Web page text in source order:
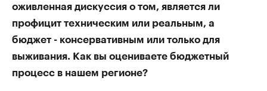
оживленная дискуссия о том, является ли
профицит техническим или реальным, а
бюджет - консервативным или только для
выживания. Как вы оцениваете бюджетный
процесс в нашем регионе?